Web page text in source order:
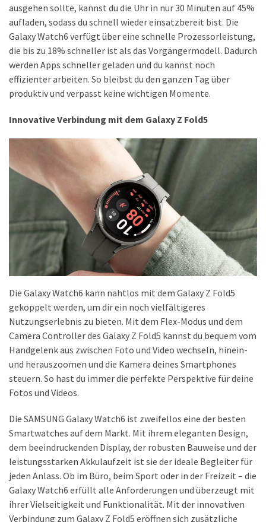
DSL
(23)
Tablets
Multimedia
(34)
(13)
Handytarif
Handytarif-
Vergleich
ausgehen sollte, kannst du die Uhr in nur 30 Minuten auf 45%
aufladen, sodass du schnell wieder einsatzbereit bist. Die
Galaxy Watch6 verfügt über eine schnelle Prozessorleistung,
die bis zu 18% schneller ist als das Vorgängermodell. Dadurch
werden Apps schneller geladen und du kannst noch
effizienter arbeiten. So bleibst du den ganzen Tag über
produktiv und verpasst keine wichtigen Momente.
Innovative Verbindung mit dem Galaxy Z Fold5
Die Galaxy Watch6 kann nahtlos mit dem Galaxy Z Fold5
gekoppelt werden, um dir ein noch vielfältigeres
Nutzungserlebnis zu bieten. Mit dem Flex-Modus und dem
Camera Controller des Galaxy Z Fold5 kannst du bequem vom
Handgelenk aus zwischen Foto und Video wechseln, hinein-
und herauszoomen und die Kamera deines Smartphones
steuern. So hast du immer die perfekte Perspektive für deine
Fotos und Videos.
Die SAMSUNG Galaxy Watch6 ist zweifellos eine der besten
Smartwatches auf dem Markt. Mit ihrem eleganten Design,
dem beeindruckenden Display, der robusten Bauweise und der
leistungsstarken Akkulaufzeit ist sie der ideale Begleiter für
jeden Anlass. Ob im Büro, beim Sport oder in der Freizeit – die
Galaxy Watch6 erfüllt alle Anforderungen und überzeugt mit
ihrer Vielseitigkeit und Funktionalität. Mit der innovativen
Verbindung zum Galaxy Z Fold5 eröffnen sich zusätzliche